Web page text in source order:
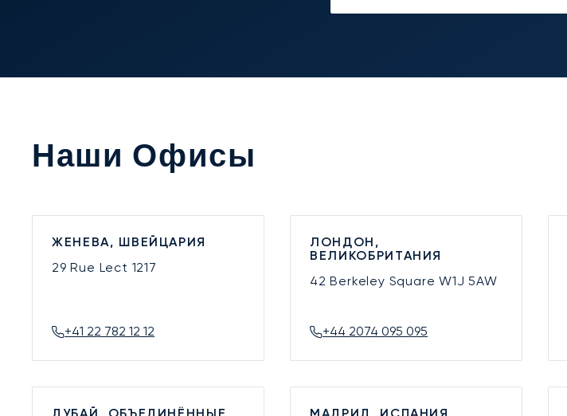
Наши Офисы
ЖЕНЕВА, ШВЕЙЦАРИЯ
29 Rue Lect 1217
+41 22 782 12 12
ЛОНДОН,
ВЕЛИКОБРИТАНИЯ
42 Berkeley SquareW1J 5AW
+44 2074 095 095